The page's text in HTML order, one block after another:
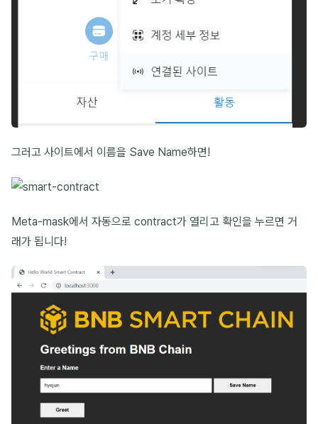
그러고 사이트에서 이름을 Save Name하면!
Meta-mask에서 자동으로 contract가 열리고 확인을 누르면 거
래가 됩니다!